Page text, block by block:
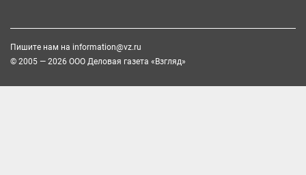
Пишите нам на information@vz.ru
© 2005 — 2026 ООО Деловая газета «Взгляд»